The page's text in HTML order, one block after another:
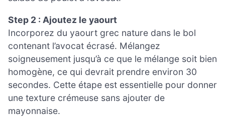
Step 2 : Ajoutez le yaourt
Incorporez du yaourt grec nature dans le bol
contenant l’avocat écrasé. Mélangez
soigneusement jusqu’à ce que le mélange soit bien
homogène, ce qui devrait prendre environ 30
secondes. Cette étape est essentielle pour donner
une texture crémeuse sans ajouter de
mayonnaise.